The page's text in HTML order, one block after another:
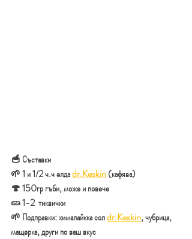
🥣 Съставки
🌱 1 и 1/2 ч.ч елда dr.Keskin (кафява)
🍄 150гр гъби, може и повече
🥒 1-2  тиквички
🌱 Подправки: хималайкка сол dr.Keskin, чубрица,
мащерка, други по ваш вкус